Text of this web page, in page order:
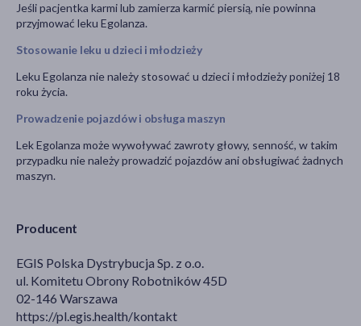
Producent
EGIS Polska Dystrybucja Sp. z o.o.
ul. Komitetu Obrony Robotników 45D
02-146 Warszawa
https://pl.egis.health/kontakt
Jeśli pacjentka karmi lub zamierza karmić piersią, nie powinna
przyjmować leku Egolanza.
Stosowanie leku u dzieci i młodzieży
Leku Egolanza nie należy stosować u dzieci i młodzieży poniżej 18
roku życia.
Prowadzenie pojazdów i obsługa maszyn
Lek Egolanza może wywoływać zawroty głowy, senność, w takim
przypadku nie należy prowadzić pojazdów ani obsługiwać żadnych
maszyn.